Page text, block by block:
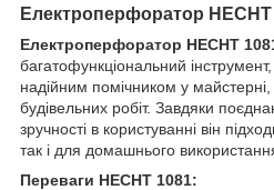
Електроперфоратор HECHT
Електроперфоратор HECHT
багатофункціональний
надійним помічником у майстерні,
будівельних робіт. Завдяки
зручності в користуванні він
так і для домашнього
Переваги HECHT 1081: